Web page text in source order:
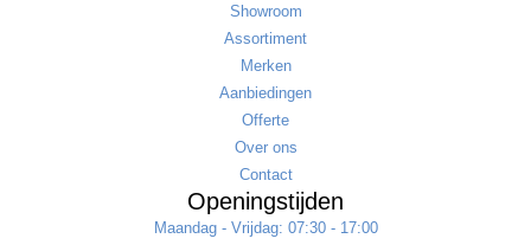
Showroom
Assortiment
Merken
Aanbiedingen
Offerte
Over ons
Contact
Openingstijden
Maandag - Vrijdag: 07:30 - 17:00